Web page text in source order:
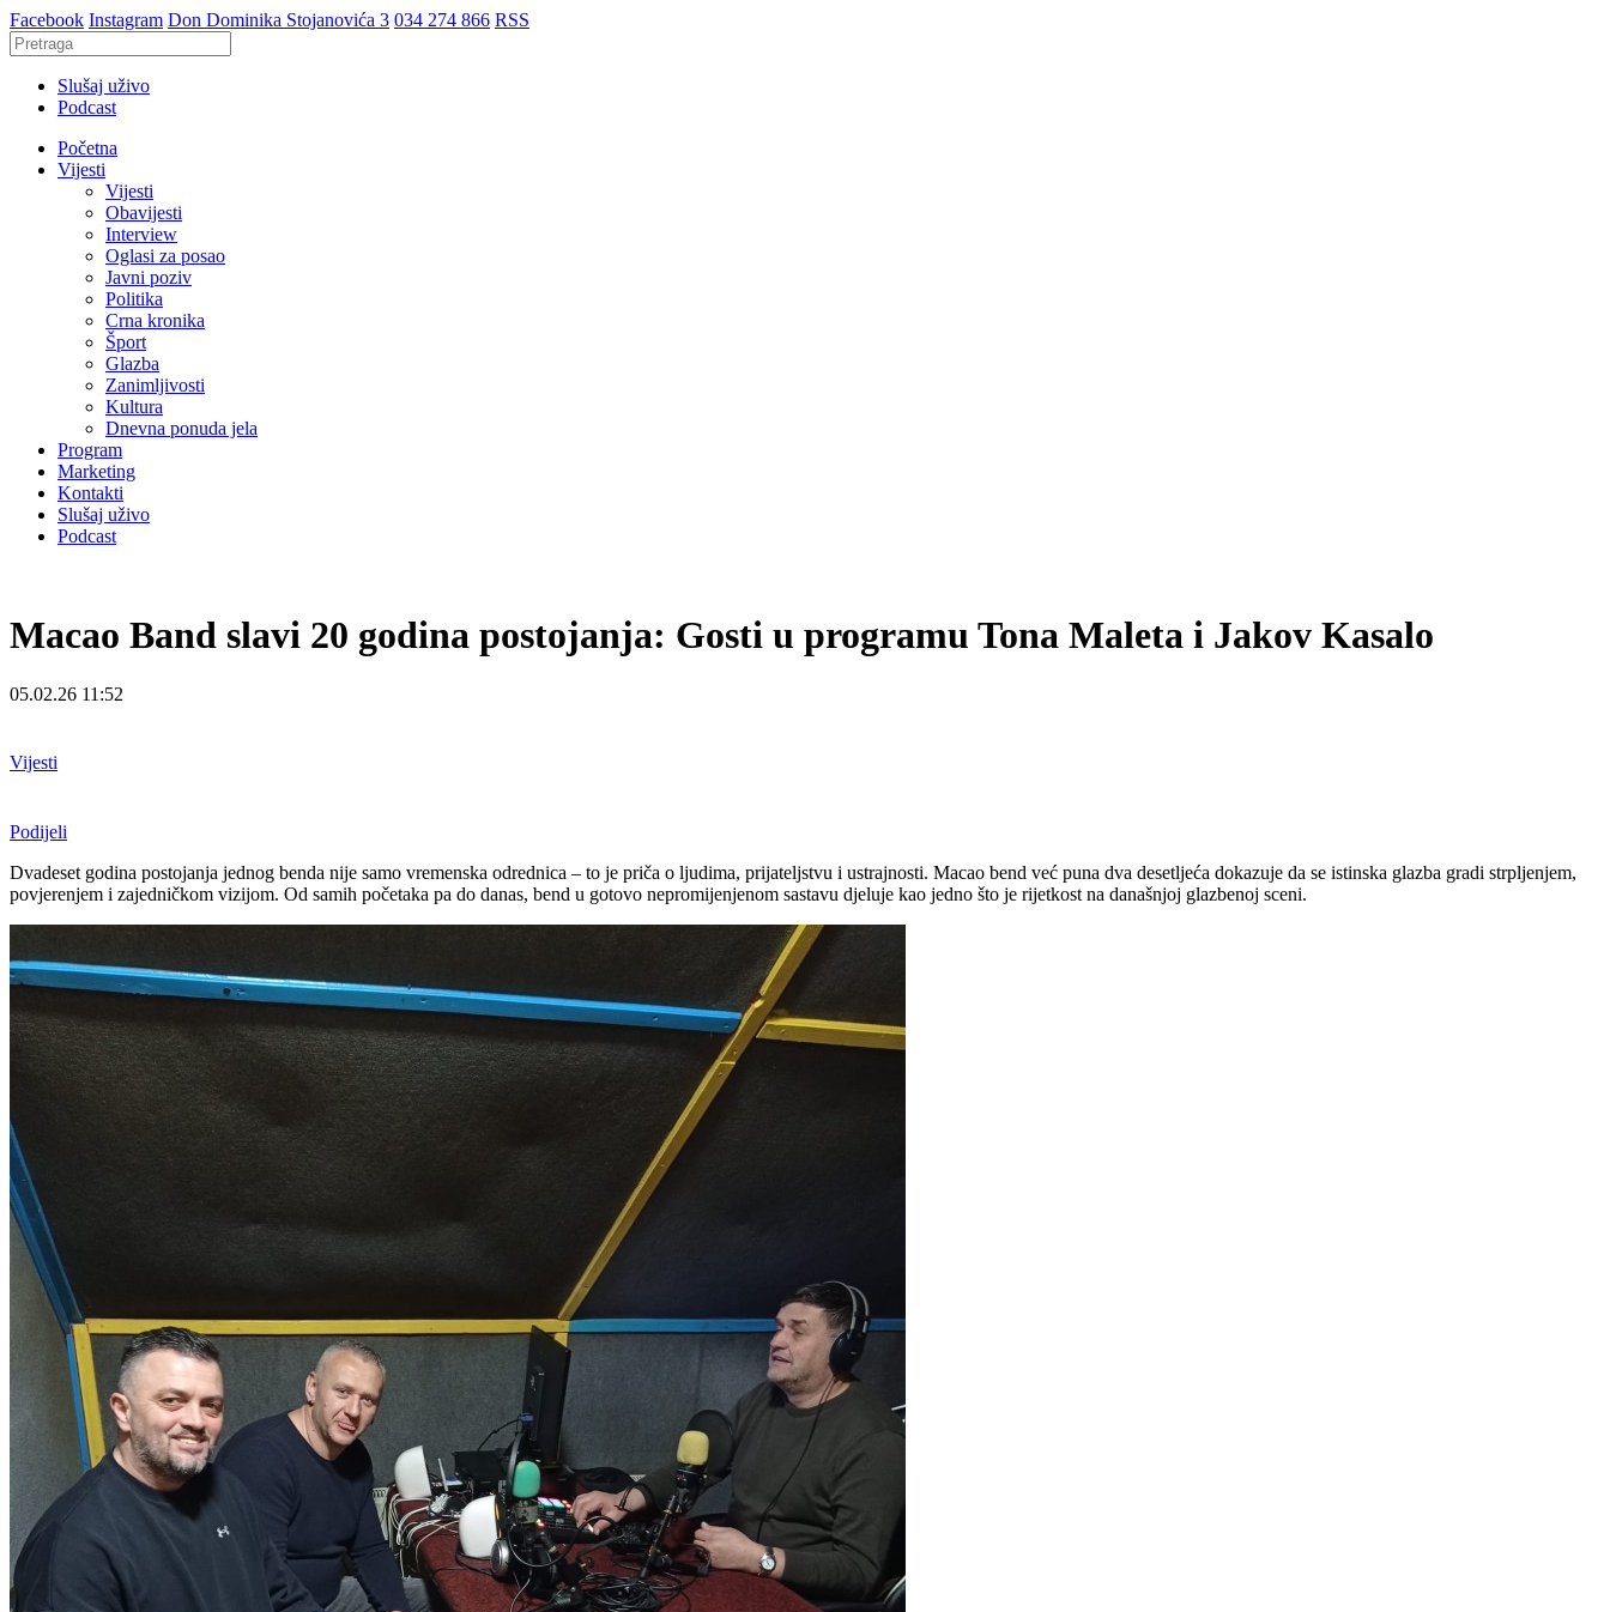
Facebook Instagram Don Dominika Stojanovića 3 034 274 866 RSS
Slušaj uživo
Podcast
Početna
Vijesti
Vijesti
Obavijesti
Interview
Oglasi za posao
Javni poziv
Politika
Crna kronika
Šport
Glazba
Zanimljivosti
Kultura
Dnevna ponuda jela
Program
Marketing
Kontakti
Slušaj uživo
Podcast
Macao Band slavi 20 godina postojanja: Gosti u programu Tona Maleta i Jakov Kasalo
05.02.26 11:52
Vijesti
Podijeli
Dvadeset godina postojanja jednog benda nije samo vremenska odrednica – to je priča o ljudima, prijateljstvu i ustrajnosti. Macao bend već puna dva desetljeća dokazuje da se istinska glazba gradi strpljenjem,
povjerenjem i zajedničkom vizijom. Od samih početaka pa do danas, bend u gotovo nepromijenjenom sastavu djeluje kao jedno što je rijetkost na današnjoj glazbenoj sceni.